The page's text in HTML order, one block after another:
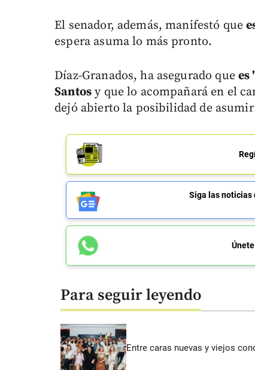
El senador, además, manifestó que
espera asuma lo más pronto.
Díaz-Granados, ha asegurado que es
Santos y que lo acompañará en el
dejó abierto la posibilidad de
Siga las noticias
Para seguir leyendo
Entre caras nuevas y viejos